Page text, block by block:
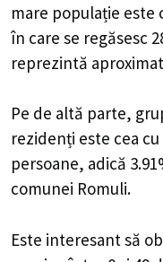
mare populație este
în care se regăsesc
reprezintă
Pe de altă parte,
rezidenți este cea
persoane, adică
comunei Romuli.
Este interesant să